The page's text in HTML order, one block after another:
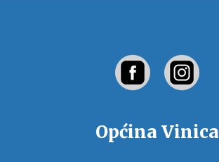
Općina Vinica